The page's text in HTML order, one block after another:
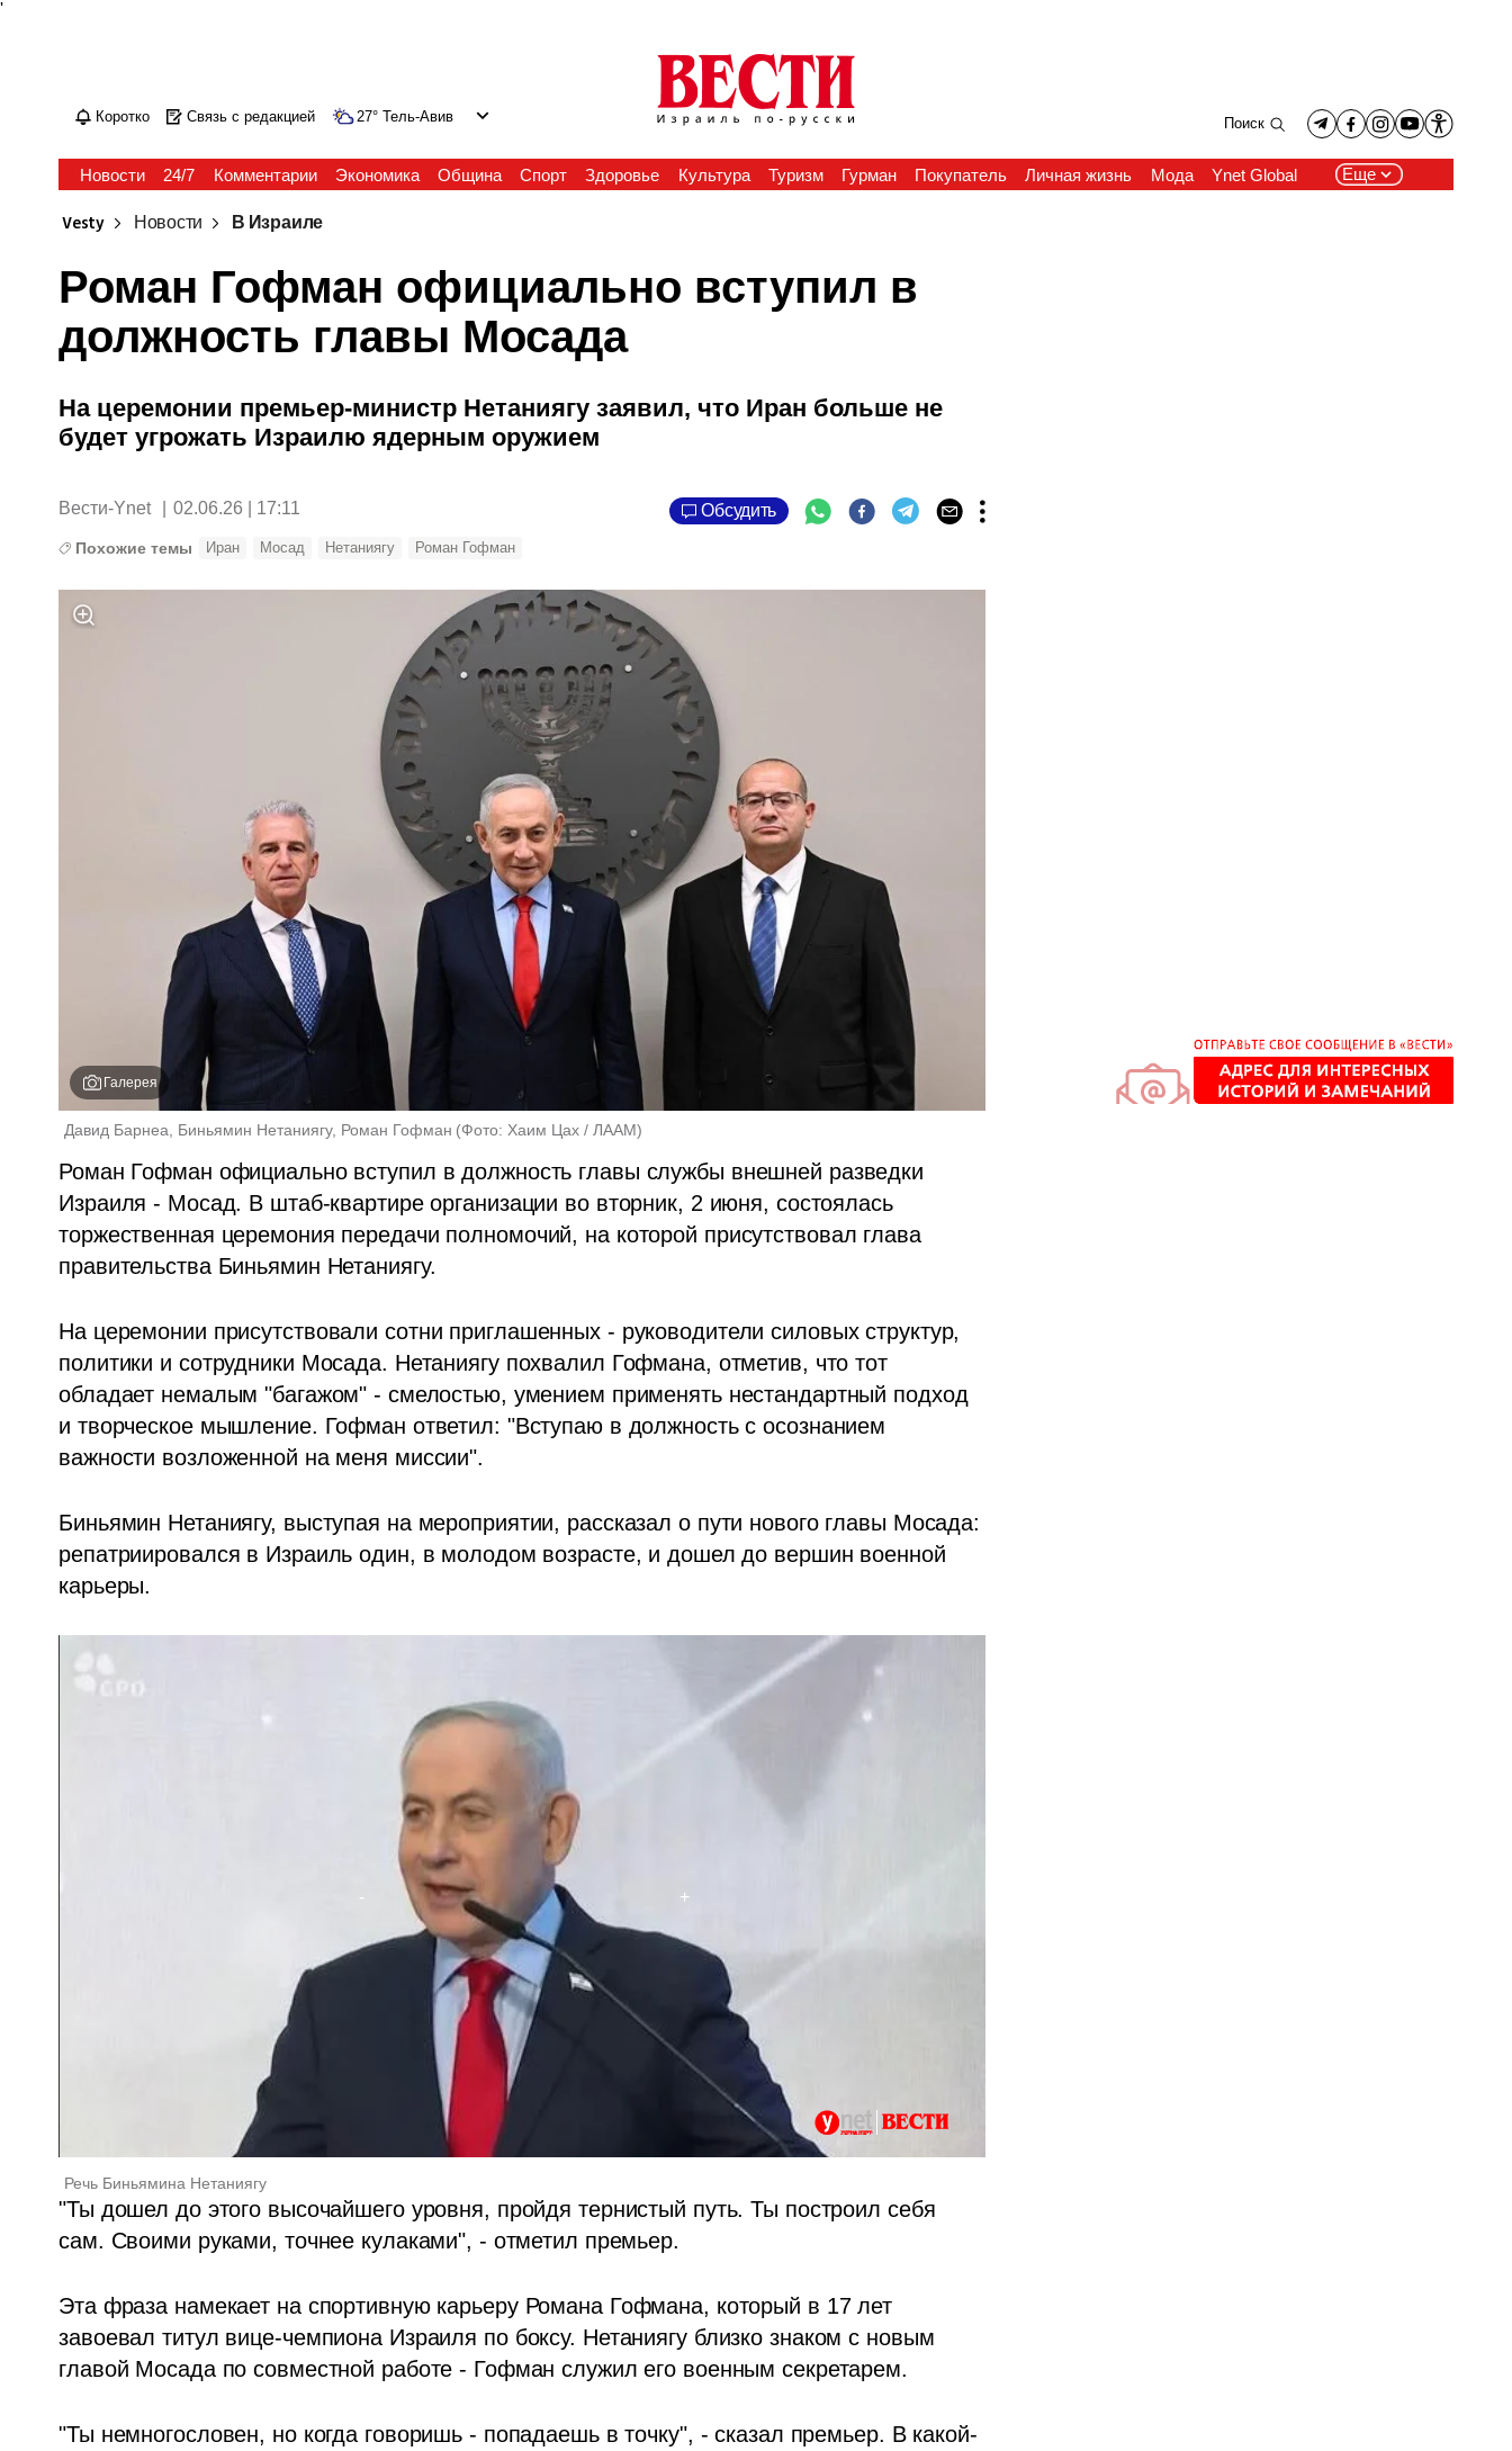
'
Коротко Связь с редакцией 27° Тель-Авив Поиск
Новости 24/7 Комментарии Экономика Община Спорт Здоровье Культура Туризм Гурман Покупатель Личная жизнь Мода Ynet Global Еще
Vesty Новости В Израиле
Роман Гофман официально вступил в
должность главы Мосада
На церемонии премьер-министр Нетаниягу заявил, что Иран больше не
будет угрожать Израилю ядерным оружием
Вести-Ynet 02.06.26 | 17:11 Обсудить
Похожие темы Иран Мосад Нетаниягу Роман Гофман
Галерея
Давид Барнеа, Биньямин Нетаниягу, Роман Гофман (Фото: Хаим Цах / ЛААМ)
Роман Гофман официально вступил в должность главы службы внешней разведки
Израиля - Мосад. В штаб-квартире организации во вторник, 2 июня, состоялась
торжественная церемония передачи полномочий, на которой присутствовал глава
правительства Биньямин Нетаниягу.
На церемонии присутствовали сотни приглашенных - руководители силовых структур,
политики и сотрудники Мосада. Нетаниягу похвалил Гофмана, отметив, что тот
обладает немалым "багажом" - смелостью, умением применять нестандартный подход
и творческое мышление. Гофман ответил: "Вступаю в должность с осознанием
важности возложенной на меня миссии".
Биньямин Нетаниягу, выступая на мероприятии, рассказал о пути нового главы Мосада:
репатриировался в Израиль один, в молодом возрасте, и дошел до вершин военной
карьеры.
Речь Биньямина Нетаниягу
"Ты дошел до этого высочайшего уровня, пройдя тернистый путь. Ты построил себя
сам. Своими руками, точнее кулаками", - отметил премьер.
Эта фраза намекает на спортивную карьеру Романа Гофмана, который в 17 лет
завоевал титул вице-чемпиона Израиля по боксу. Нетаниягу близко знаком с новым
главой Мосада по совместной работе - Гофман служил его военным секретарем.
"Ты немногословен, но когда говоришь - попадаешь в точку", - сказал премьер. В какой-